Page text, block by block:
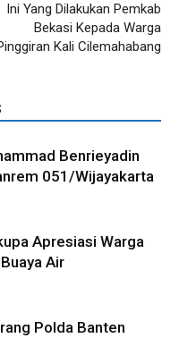
Ini Yang Dilakukan Pemkab
Bekasi Kepada Warga
Kali Cilemahabang
Benrieyadin
051/Wijayakarta
Apresiasi Warga
Air
Polda Banten